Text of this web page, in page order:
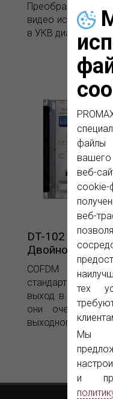
файлы
веб-
веб-
тех
Мы
и
Преобразует
видео источник в
в УКВ диапазоне.
DT-102
Двойной DVB-T
COFDM
стандартом DVB-
выход в
они очень
выходного